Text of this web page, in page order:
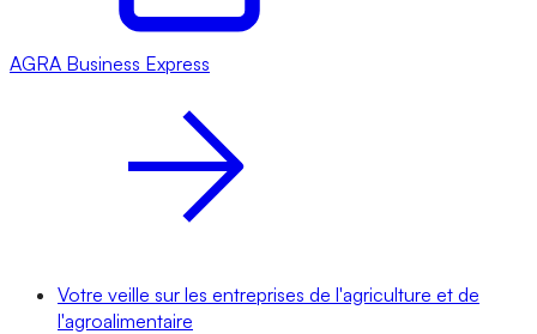
AGRA Business Express
Votre veille sur les entreprises de l'agriculture et de
l'agroalimentaire